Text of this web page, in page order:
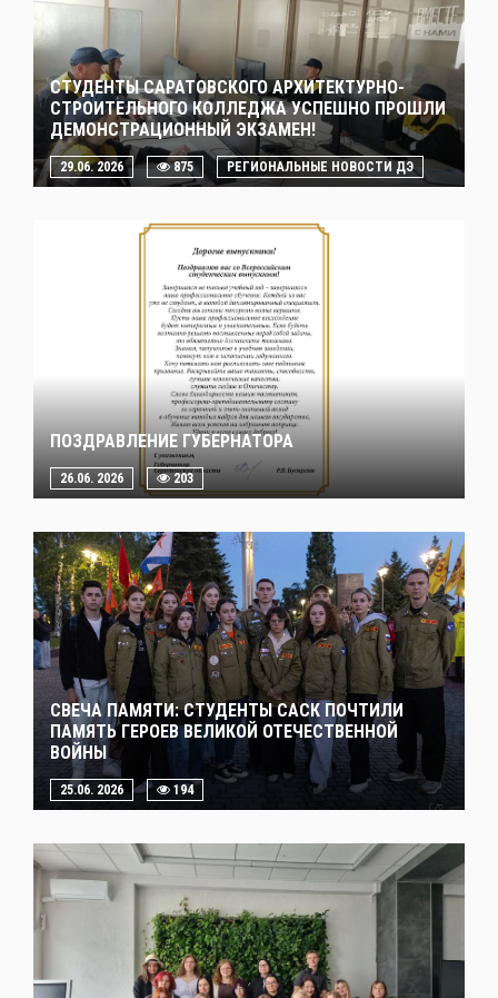
СТУДЕНТЫ САРАТОВСКОГО АРХИТЕКТУРНО-
СТРОИТЕЛЬНОГО КОЛЛЕДЖА УСПЕШНО ПРОШЛИ
ДЕМОНСТРАЦИОННЫЙ ЭКЗАМЕН!
29.06. 2026 875 РЕГИОНАЛЬНЫЕ НОВОСТИ ДЭ
ПОЗДРАВЛЕНИЕ ГУБЕРНАТОРА
26.06. 2026 203
СВЕЧА ПАМЯТИ: СТУДЕНТЫ САСК ПОЧТИЛИ
ПАМЯТЬ ГЕРОЕВ ВЕЛИКОЙ ОТЕЧЕСТВЕННОЙ
ВОЙНЫ
25.06. 2026 194